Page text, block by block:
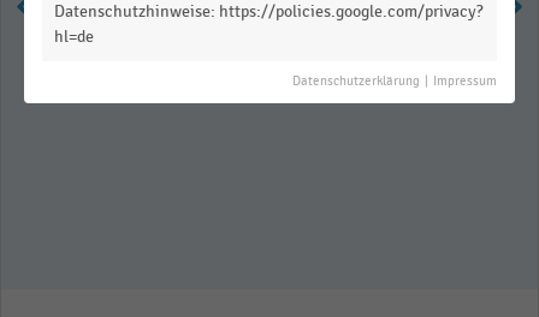
Datenschutzhinweise: https://policies.google.com/privacy?
hl=de
Datenschutzerklärung Impressum